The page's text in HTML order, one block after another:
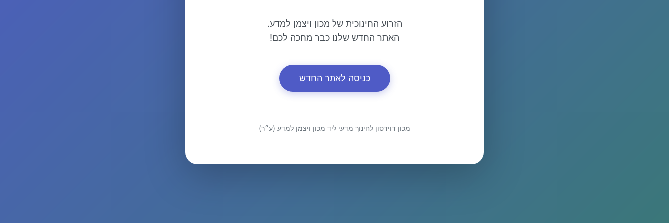
הזרוע החינוכית של מכון ויצמן למדע.
האתר החדש שלנו כבר מחכה לכם!
כניסה לאתר החדש
מכון דוידסון לחינוך מדעי ליד מכון ויצמן למדע (ע״ר)